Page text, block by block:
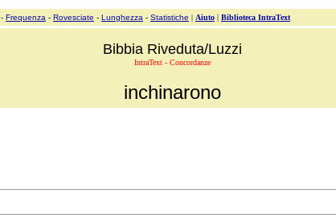
- Frequenza - Rovesciate - Lunghezza - Statistiche | Aiuto | Biblioteca IntraText
Bibbia Riveduta/Luzzi
IntraText - Concordanze
inchinarono